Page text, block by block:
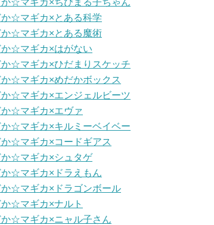
か☆マギカ×ちびまる子ちゃん
か☆マギカ×とある科学
か☆マギカ×とある魔術
か☆マギカ×はがない
か☆マギカ×ひだまりスケッチ
か☆マギカ×めだかボックス
か☆マギカ×エンジェルビーツ
か☆マギカ×エヴァ
か☆マギカ×キルミーベイベー
か☆マギカ×コードギアス
か☆マギカ×シュタゲ
か☆マギカ×ドラえもん
か☆マギカ×ドラゴンボール
か☆マギカ×ナルト
か☆マギカ×ニャル子さん